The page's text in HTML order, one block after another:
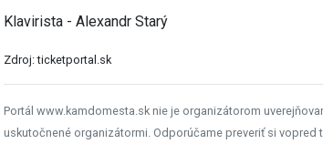
Klavirista - Alexandr Starý
Zdroj: ticketportal.sk
Portál www.kamdomesta.sk nie je organizátorom
uskutočnené organizátormi. Odporúčame preveriť si vopred